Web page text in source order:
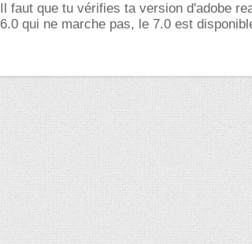
Il faut que tu vérifies ta version d'adobe
6.0 qui ne marche pas, le 7.0 est